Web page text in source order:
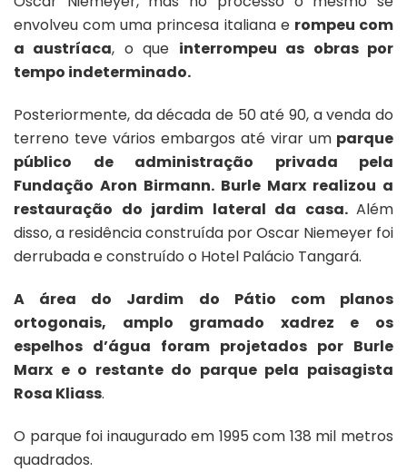
envolveu com uma princesa italiana e rompeu com
a austríaca, o que interrompeu as obras por
tempo indeterminado.
Posteriormente, da década de 50 até 90, a venda do
terreno teve vários embargos até virar um parque
público de administração privada pela
Fundação Aron Birmann. Burle Marx realizou a
restauração do jardim lateral da casa. Além
disso, a residência construída por Oscar Niemeyer foi
derrubada e construído o Hotel Palácio Tangará.
A área do Jardim do Pátio com planos
ortogonais, amplo gramado xadrez e os
espelhos d’água foram projetados por Burle
Marx e o restante do parque pela paisagista
Rosa Kliass.
O parque foi inaugurado em 1995 com 138 mil metros
quadrados.